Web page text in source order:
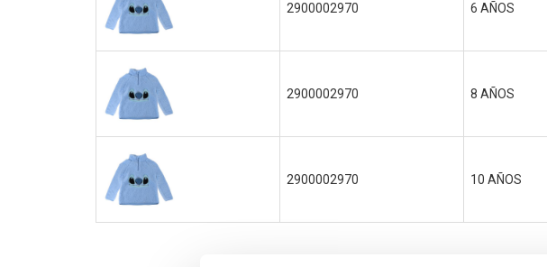
2900002970 6 AÑOS
2900002970 8 AÑOS
2900002970 10 AÑOS